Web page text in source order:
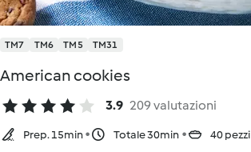
TM7 TM6 TM5 TM31
American cookies
3.9 209 valutazioni
Prep. 15min Totale 30min 40 pezzi